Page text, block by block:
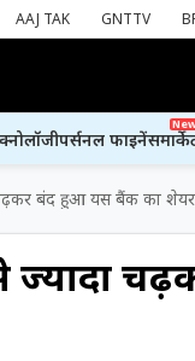
AAJ TAK GNTTV
पर्सनल फाइनेंस
बंद हुआ यस बैंक का
ज्यादा